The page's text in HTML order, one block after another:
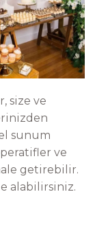
size ve
sunum
ve
getirebilir.
alabilirsiniz.